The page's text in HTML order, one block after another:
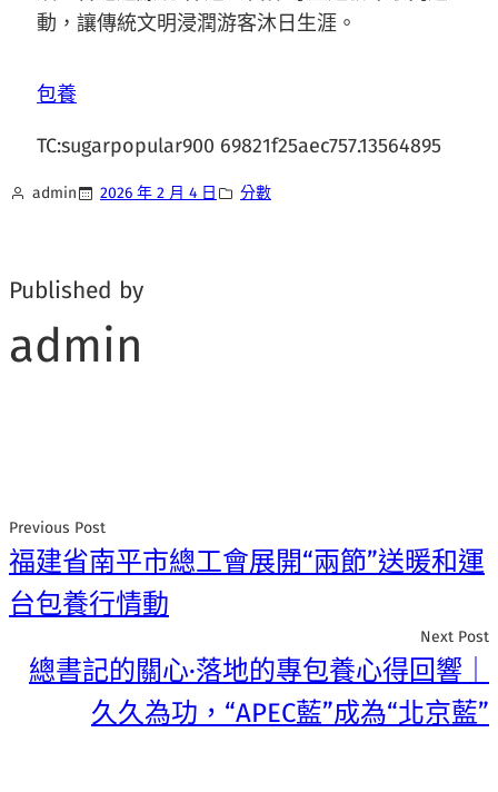
動，讓傳統文明浸潤游客沐日生涯。
包養
TC:sugarpopular900 69821f25aec757.13564895
admin 2026 年 2 月 4 日 分數
Published by
admin
Previous Post
福建省南平市總工會展開“兩節”送暖和運
台包養行情動
Next Post
總書記的關心·落地的專包養心得回響｜
久久為功，“APEC藍”成為“北京藍”